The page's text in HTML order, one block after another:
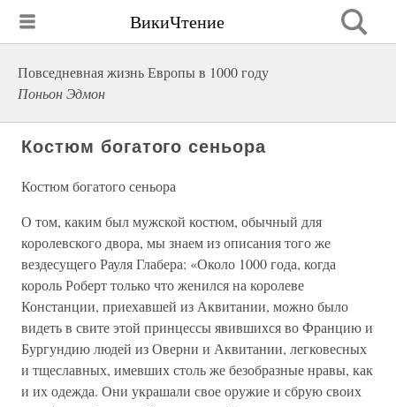
ВикиЧтение
Повседневная жизнь Европы в 1000 году
Поньон Эдмон
Костюм богатого сеньора
Костюм богатого сеньора
О том, каким был мужской костюм, обычный для
королевского двора, мы знаем из описания того же
вездесущего Рауля Глабера: «Около 1000 года, когда
король Роберт только что женился на королеве
Констанции, приехавшей из Аквитании, можно было
видеть в свите этой принцессы явившихся во Францию и
Бургундию людей из Оверни и Аквитании, легковесных
и тщеславных, имевших столь же безобразные нравы, как
и их одежда. Они украшали свое оружие и сбрую своих